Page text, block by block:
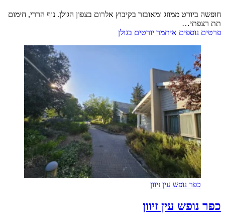
חופשה ביורט ממוזג ומאובזר בקיבוץ אלרום בצפון הגולן. נוף הררי, חימום
תת רצפתי…
פרטים נוספים איתמר יורטים בגולן
כפר נופש עין זיוון
כפר נופש עין זיוון